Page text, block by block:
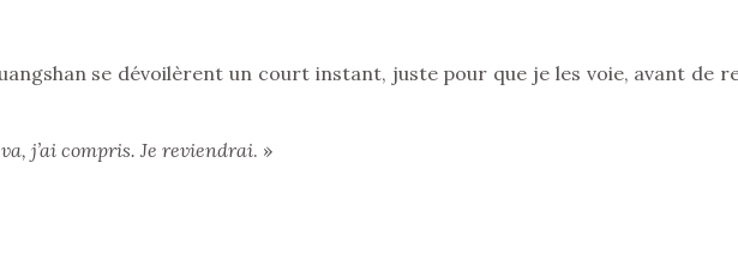
se dévoilèrent un court instant, juste pour que je les voie, avant de
j’ai compris. Je reviendrai. »